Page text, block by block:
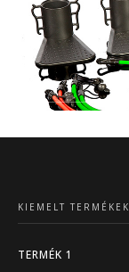
KIEMELT TERMÉKEK
TERMÉK 1